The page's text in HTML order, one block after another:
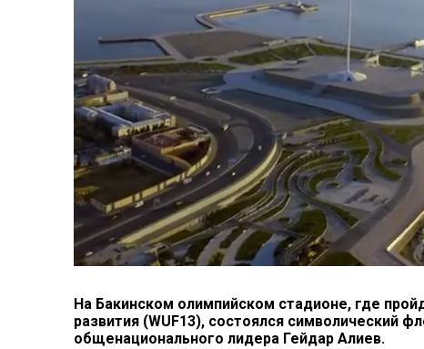
На Бакинском олимпийском стадионе, где
развития (WUF13), состоялся символический
общенационального лидера Гейдар Алиев.